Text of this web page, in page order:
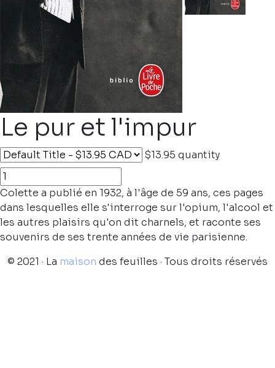
Le pur et l'impur
$13.95 quantity
Colette a publié en 1932, à l'âge de 59 ans, ces pages
dans lesquelles elle s'interroge sur l'opium, l'alcool et
les autres plaisirs qu'on dit charnels, et raconte ses
souvenirs de ses trente années de vie parisienne.
© 2021 · La maison des feuilles · Tous droits réservés